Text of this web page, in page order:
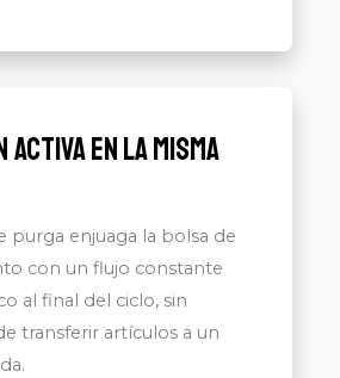
activa en la misma
purga enjuaga la bolsa de
con un flujo constante
al final del ciclo, sin
transferir artículos a un